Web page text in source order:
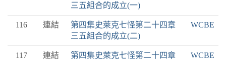
三五組合的成立(一)
116 連結
第四集史萊克七怪第二十四章
三五組合的成立(二)
WCBE
117 連結
第四集史萊克七怪第二十四章
WCBE